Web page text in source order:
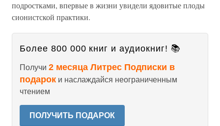
подростками, впервые в жизни увидели ядовитые плоды
сионистской практики.
Более 800 000 книг и аудиокниг! 📚
Получи 2 месяца Литрес Подписки в
подарок и наслаждайся неограниченным
чтением
ПОЛУЧИТЬ ПОДАРОК